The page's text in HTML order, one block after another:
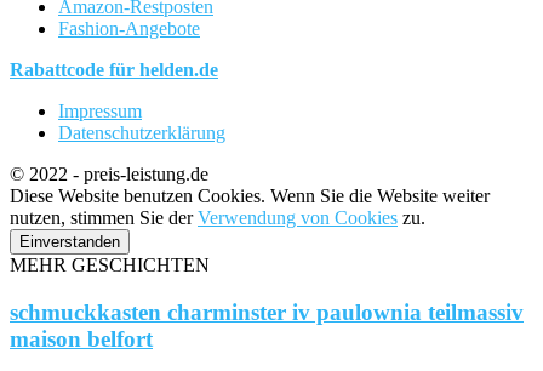
Amazon-Restposten
Fashion-Angebote
Rabattcode für helden.de
Impressum
Datenschutzerklärung
© 2022 - preis-leistung.de
Diese Website benutzen Cookies. Wenn Sie die Website weiter
nutzen, stimmen Sie derVerwendung von Cookies zu.
Einverstanden
MEHR GESCHICHTEN
schmuckkasten charminster iv paulownia teilmassiv
maison belfort